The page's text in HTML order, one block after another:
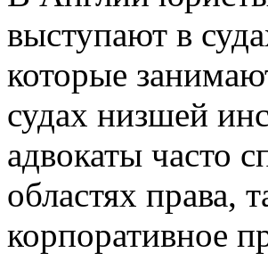
выступают в
которые
судах низшей
адвокаты часто
областях права,
корпоративное